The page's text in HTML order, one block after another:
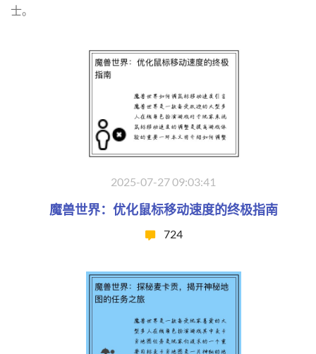
士。
2025-07-27 09:03:41
魔兽世界：优化鼠标移动速度的终极指南
724